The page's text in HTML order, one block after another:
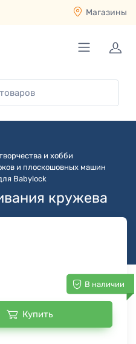
Магазины
и хобби
и плоскошовных машин
Babylock
кружева
В наличии
Купить